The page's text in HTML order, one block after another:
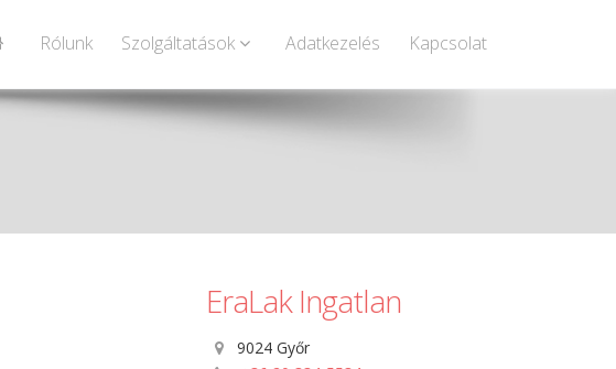
Rólunk Szolgáltatások Adatkezelés Kapcsolat
EraLak Ingatlan
9024 Győr